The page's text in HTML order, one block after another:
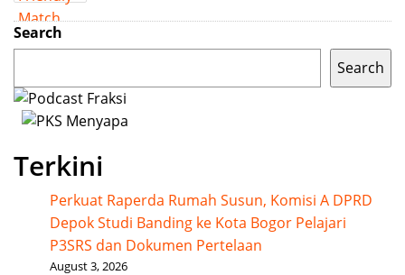
Search
Search
Terkini
Perkuat Raperda Rumah Susun, Komisi A DPRD
Depok Studi Banding ke Kota Bogor Pelajari
P3SRS dan Dokumen Pertelaan
August 3, 2026